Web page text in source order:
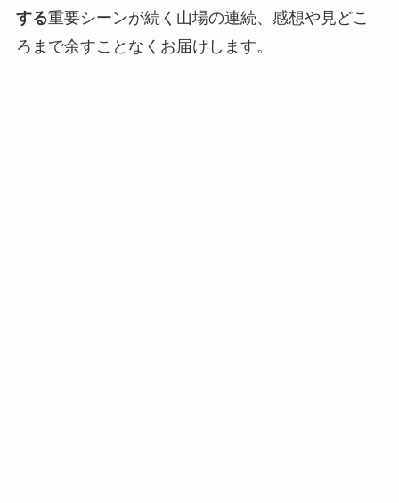
する重要シーンが続く山場の連続、感想や見どこ
ろまで余すことなくお届けします。